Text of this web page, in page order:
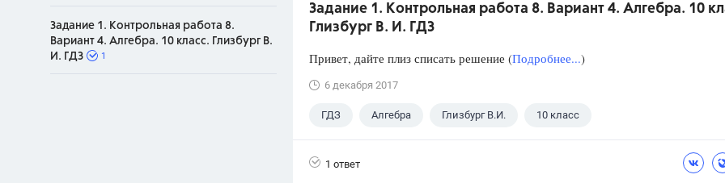
Вузы
1752 ответа
Олимпиады
ответа
ответ
ответов
Цветков Л. А.
Отношения,
Задание 1. Контрольная работа 8.
Вариант 4. Алгебра. 10 класс. Глизбург В.
И. ГДЗ
1
Задание 1. Контрольная работа 8. Вариант 4. Алгебра. 10
Глизбург В. И. ГДЗ
Привет, дайте плиз списать решение (Подробнее...)
6 декабря 2017
ГДЗ Алгебра Глизбург В.И. 10 класс
1 ответ